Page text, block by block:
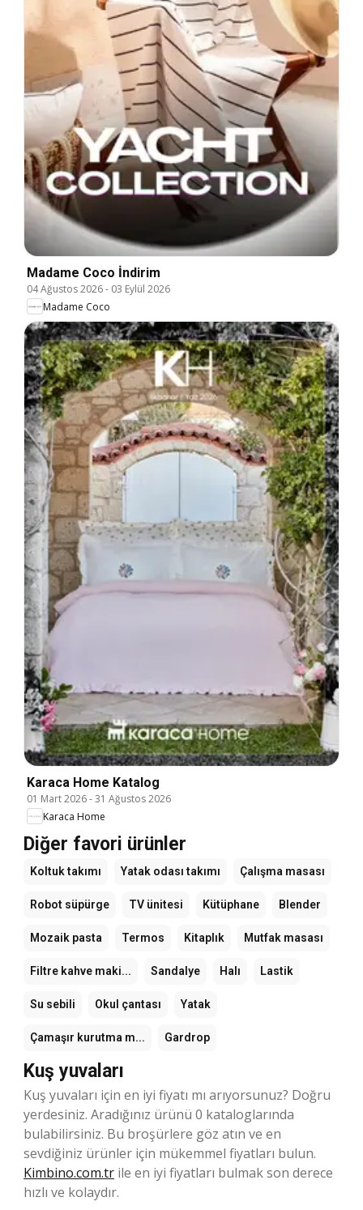
Madame Coco İndirim
04 Ağustos 2026- 03 Eylül 2026
Madame Coco
Karaca Home Katalog
01 Mart 2026-31 Ağustos 2026
Karaca Home
Diğer favori ürünler
Koltuk takımı Yatak odası takımı Çalışma masası
Robot süpürge TV ünitesi Kütüphane Blender
Mozaik pasta Termos Kitaplık Mutfak masası
Filtre kahve maki... Sandalye Halı Lastik
Su sebili Okul çantası Yatak
Çamaşır kurutma m... Gardrop
Kuş yuvaları
Kuş yuvaları için en iyi fiyatı mı arıyorsunuz? Doğru
yerdesiniz. Aradığınız ürünü 0 kataloglarında
bulabilirsiniz. Bu broşürlere göz atın ve en
sevdiğiniz ürünler için mükemmel fiyatları bulun.
Kimbino.com.tr ile en iyi fiyatları bulmak son derece
hızlı ve kolaydır.